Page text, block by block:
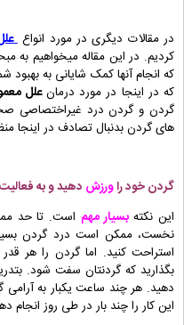
در مقالات دیگری در مورد انواع
کردیم. در این مقاله میخواهیم به
که انجام آنها کمک شایانی به بهبود
که در اینجا در مورد درمانعلل
گردن و گردن درد غیراختصاصی
های گردن بدنبال تصادف در اینجا
گردن خود راورزش دهید و به
این نکتهبسیار مهم است. تا حد
نخست، ممکن است درد گردن
استراحت کنید. اما گردن را هر
بگذارید که گردنتان سفت شود.
دهید. هر چند ساعت یکبار به
این کار را چند بار در طی روز انجام